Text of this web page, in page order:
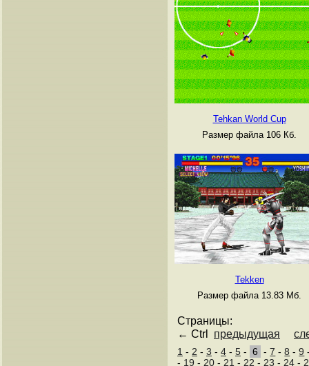
Tehkan World Cup
Размер файла 106 Кб.
Tekken
Размер файла 13.83 Мб.
Страницы:
← Ctrl предыдущая
1 - 2 - 3 - 4 - 5 - 6 -7 -8 -9
- 19 - 20 - 21 - 22 - 23 - 24 -